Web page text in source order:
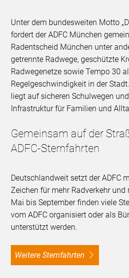
Unter dem bundesweiten Motto
fordert der ADFC München
Radentscheid München unter
getrennte Radwege, geschützte
Radwegenetze sowie Tempo 30
Regelgeschwindigkeit in der
liegt auf sicheren Schulwegen
Infrastruktur für Familien und
Gemeinsam auf der
ADFC-Sternfahrten
Deutschlandweit setzt der ADFC
Zeichen für mehr Radverkehr
Mai bis September finden viele
vom ADFC organisiert oder als
unterstützt werden.
Weitere Sternfahrten